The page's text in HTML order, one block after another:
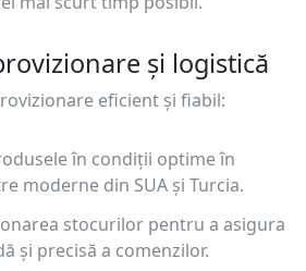
și logistică
eficient și fiabil:
în condiții optime în
moderne din SUA și Turcia.
stocurilor pentru a asigura
și precisă a comenzilor.